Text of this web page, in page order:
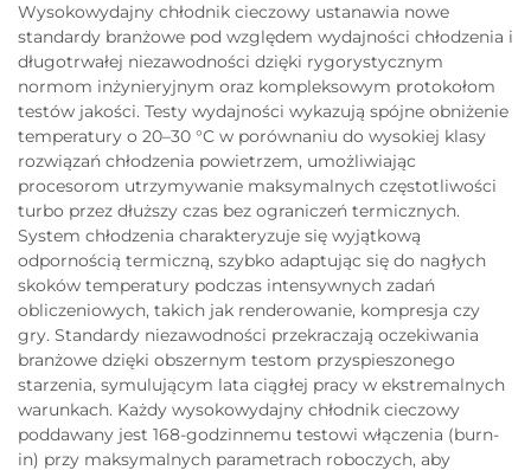
Wysokowydajny chłodnik cieczowy ustanawia nowe
standardy branżowe pod względem wydajności chłodzenia i
długotrwałej niezawodności dzięki rygorystycznym
normom inżynieryjnym oraz kompleksowym protokołom
testów jakości. Testy wydajności wykazują spójne obniżenie
temperatury o 20–30 °C w porównaniu do wysokiej klasy
rozwiązań chłodzenia powietrzem, umożliwiając
procesorom utrzymywanie maksymalnych częstotliwości
turbo przez dłuższy czas bez ograniczeń termicznych.
System chłodzenia charakteryzuje się wyjątkową
odpornością termiczną, szybko adaptując się do nagłych
skoków temperatury podczas intensywnych zadań
obliczeniowych, takich jak renderowanie, kompresja czy
gry. Standardy niezawodności przekraczają oczekiwania
branżowe dzięki obszernym testom przyspieszonego
starzenia, symulującym lata ciągłej pracy w ekstremalnych
warunkach. Każdy wysokowydajny chłodnik cieczowy
poddawany jest 168-godzinnemu testowi włączenia (burn-
in) przy maksymalnych parametrach roboczych, aby